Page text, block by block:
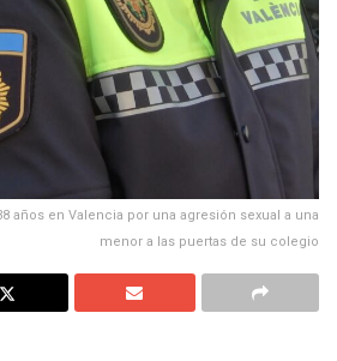
años en Valencia por una agresión sexual a una
menor a las puertas de su colegio